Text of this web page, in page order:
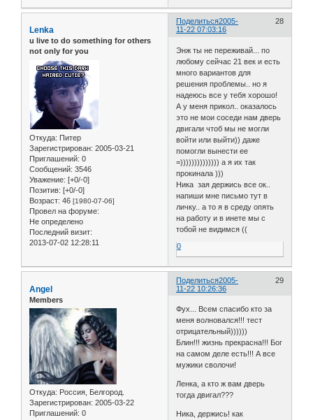
Поделиться 28
2005-
11-22 07:03:16
Lenka
u live to do something for others
not only for you
Откуда: Питер
Зарегистрирован: 2005-03-21
Приглашений: 0
Сообщений: 3546
Уважение: [+0/-0]
Позитив: [+0/-0]
Возраст: 46 [1980-07-06]
Провел на форуме:
Не определено
Последний визит:
2013-07-02 12:28:11
Энж ты не переживай... по
любому сейчас 21 век и есть
много вариантов для
решения проблемы.. но я
надеюсь все у тебя хорошо!
А у меня прикол.. оказалось
это не мои соседи нам дверь
двигали чтоб мы не могли
войти или выйти)) даже
помогли вынести ее
=)))))))))))))) а я их так
прокинала )))
Ника зая держись все ок..
напиши мне письмо тут в
личку.. а то я в среду опять
на работу и в инете мы с
тобой не видимся ((
0
Поделиться 29
2005-
11-22 10:26:36
Angel
Members
Откуда: Россия, Белгород.
Зарегистрирован: 2005-03-22
Приглашений: 0
Фух... Всем спасибо кто за
меня волновался!!! тест
отрицательный))))))
Блин!!! жизнь прекрасна!!! Бог
на самом деле есть!!! А все
мужики сволочи!
Ленка, а кто ж вам дверь
тогда двигал???
Ника, держись! как